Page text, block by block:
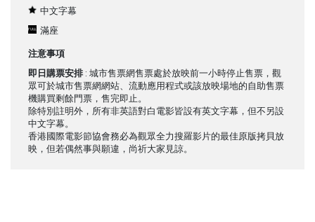
中文字幕
滿座
注意事項
即日購票安排 : 城市售票網售票處於放映前一小時停止售票，觀
眾可於城市售票網網站、流動應用程式或該放映場地的自助售票
機購買剩餘門票，售完即止。
除特別註明外，所有非英語對白電影皆設有英文字幕，但不另設
中文字幕。
香港國際電影節協會務必為觀眾全力搜羅影片的最佳原版拷貝放
映，但若偶然事與願違，尚祈大家見諒。